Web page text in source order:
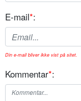
E-mail*:
Din e-mail bliver ikke vist på sitet.
Kommentar*: